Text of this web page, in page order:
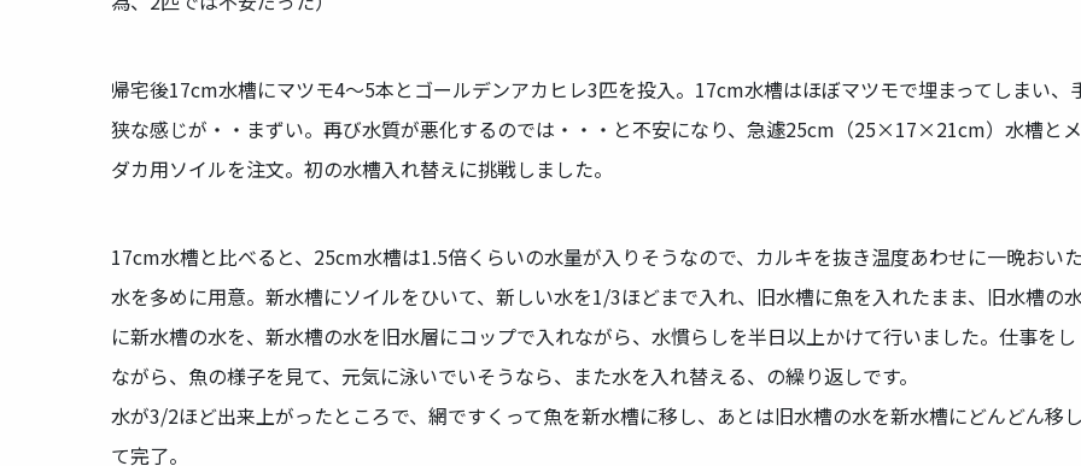
帰宅後17cm水槽にマツモ4〜5本とゴールデンアカヒレ3匹を投入。17cm水槽はほぼマツモで埋まってしまい、
狭な感じが・・まずい。再び水質が悪化するのでは・・・と不安になり、急遽25cm（25×17×21cm）水槽とメ
ダカ用ソイルを注文。初の水槽入れ替えに挑戦しました。
17cm水槽と比べると、25cm水槽は1.5倍くらいの水量が入りそうなので、カルキを抜き温度あわせに一晩おい
水を多めに用意。新水槽にソイルをひいて、新しい水を1/3ほどまで入れ、旧水槽に魚を入れたまま、旧水槽の
に新水槽の水を、新水槽の水を旧水層にコップで入れながら、水慣らしを半日以上かけて行いました。仕事をし
ながら、魚の様子を見て、元気に泳いでいそうなら、また水を入れ替える、の繰り返しです。
水が3/2ほど出来上がったところで、網ですくって魚を新水槽に移し、あとは旧水槽の水を新水槽にどんどん移
て完了。